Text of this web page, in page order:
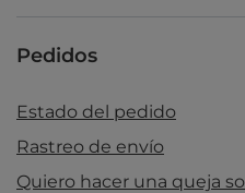
Pedidos
Estado del pedido
Rastreo de envío
Quiero hacer una queja